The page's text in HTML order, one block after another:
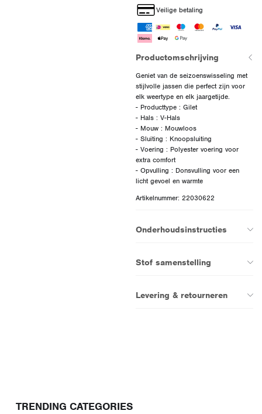
Veilige betaling
Productomschrijving
Geniet van de seizoenswisseling met
stijlvolle jassen die perfect zijn voor
elk weertype en elk jaargetijde.
- Producttype : Gilet
- Hals : V-Hals
- Mouw : Mouwloos
- Sluiting : Knoopsluiting
- Voering : Polyester voering voor
extra comfort
- Opvulling : Donsvulling voor een
licht gevoel en warmte
Artikelnummer: 22030622
Onderhoudsinstructies
Stof samenstelling
Levering & retourneren
TRENDING CATEGORIES